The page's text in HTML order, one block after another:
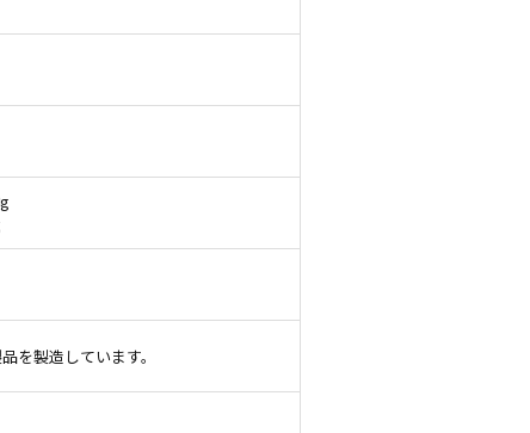
を製造しています。